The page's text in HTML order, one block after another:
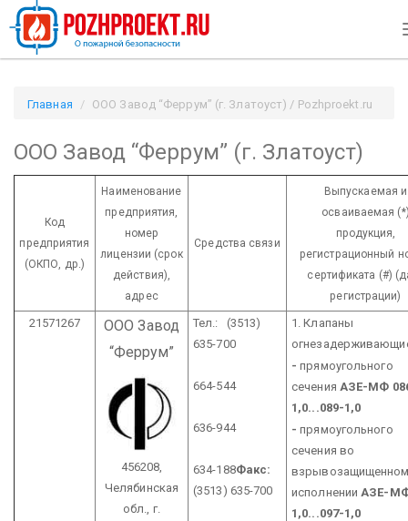
Главная ООО Завод “Феррум” (г. Златоуст) / Pozhproekt.ru
ООО Завод “Феррум” (г. Златоуст)
Код
предприятия
(ОКПО, др.)
Наименование
предприятия,
номер
лицензии (срок
действия),
адрес
Средства связи
Выпускаемая и
осваиваемая
продукция,
регистрационный
сертификата (#)
регистрации)
21571267
ООО Завод
“Феррум”
456208,
Челябинская
обл., г.
Тел.: (3513)
635-700
664-544
636-944
634-188Факс:
(3513) 635-700
1. Клапаны
-прямоугольного
сечения АЗЕ-МФ
1,0...089-1,0
-прямоугольного
сечения во
исполнении АЗЕ-
1,0...097-1,0